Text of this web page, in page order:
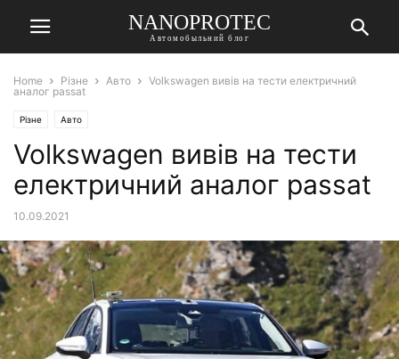
NANOPROTEC
Автомобыльний блог
Home Різне Авто
Volkswagen вивів на тести електричний
аналог passat
Різне Авто
Volkswagen вивів на тести
електричний аналог passat
10.09.2021